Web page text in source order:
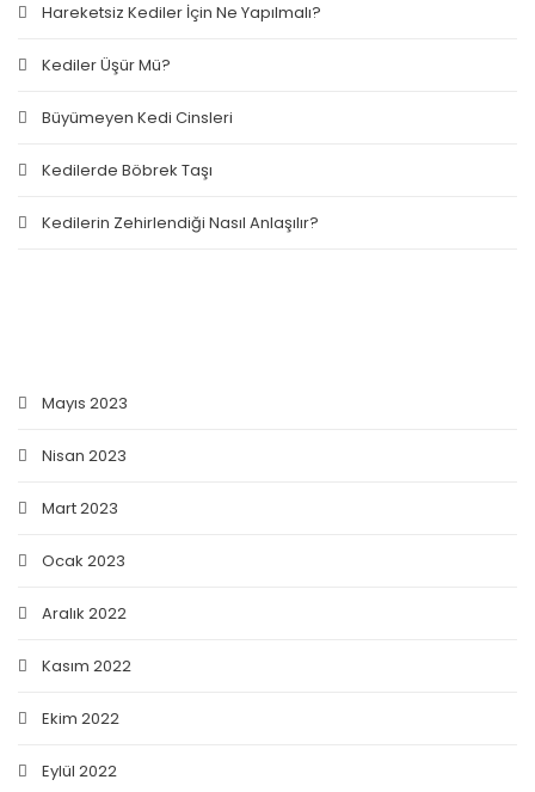
Hareketsiz Kediler İçin Ne Yapılmalı?
Kediler Üşür Mü?
Büyümeyen Kedi Cinsleri
Kedilerde Böbrek Taşı
Kedilerin Zehirlendiği Nasıl Anlaşılır?
Mayıs 2023
Nisan 2023
Mart 2023
Ocak 2023
Aralık 2022
Kasım 2022
Ekim 2022
Eylül 2022